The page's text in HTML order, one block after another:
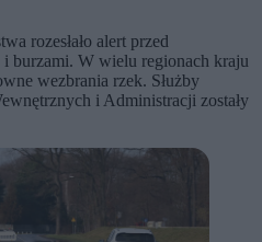
rozesłało alert przed
burzami. W wielu regionach kraju
wezbrania rzek. Służby
i Administracji zostały